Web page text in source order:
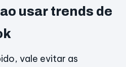
usar trends de
vale evitar as